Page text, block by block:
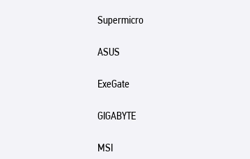
Supermicro
ASUS
ExeGate
GIGABYTE
MSI